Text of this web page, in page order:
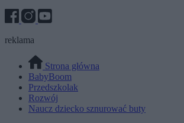
reklama
Strona główna
BabyBoom
Przedszkolak
Rozwój
Naucz dziecko sznurować buty